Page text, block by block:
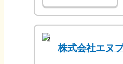
2
株式会社エヌ